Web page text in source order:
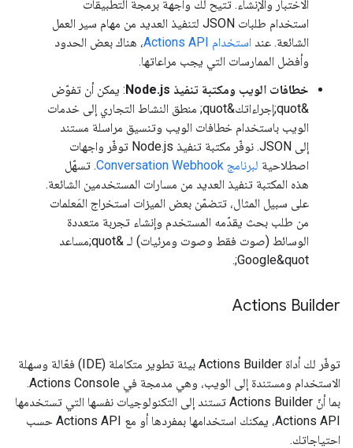
الاختبار والإنشاء. تتيح لك واجهة برمجة التطبيقات
استخدام طلبات JSON لتنفيذ العديد من مهام سير العمل
الشائعة. عند استخدام Actions API
، هناك بعض الحدود
وأفضل الممارسات التي يجب مراعاتها.
خطافات الويب ومكتبة تنفيذ Node.js
: يمكن أن تفوّض
&quot;إجراءاتك&quot; منطق النشاط التجاري إلى خدمات
الويب باستخدام خطافات الويب وتنسيق مراسلة مستند
إلى JSON. نوفّر مكتبة تنفيذ Node.js توفّر واجهات
اصطلاحية لبرنامج Conversation Webhook
. تسهّل
هذه المكتبة تنفيذ العديد من مسارات المستخدمين الشائعة.
على سبيل المثال، تتضمّن بعض الميزات استخراج المَعلمات
من طلب بحث يقدّمه المستخدم وإنشاء تجربة متعددة
الوسائط (صوت فقط وصوت ومرئيات) لـ &quot;مساعد
Google&quot;.
Actions Builder
توفّر لك أداة Actions Builder بيئة تطوير متكاملة (IDE) فعّالة وسهلة
الاستخدام ومستندة إلى الويب، وهي مدمجة في Actions Console.
بما أنّ Actions Builder تستند إلى التكنولوجيات نفسها التي تستخدمها
Actions API، يمكنك استخدامها بمفردها أو مع Actions API حسب
احتياجاتك.